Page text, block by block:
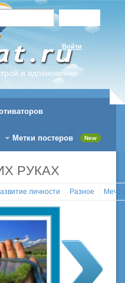
и вдохновение
Войти
Метки постеров New
РУКАХ
личности Разное